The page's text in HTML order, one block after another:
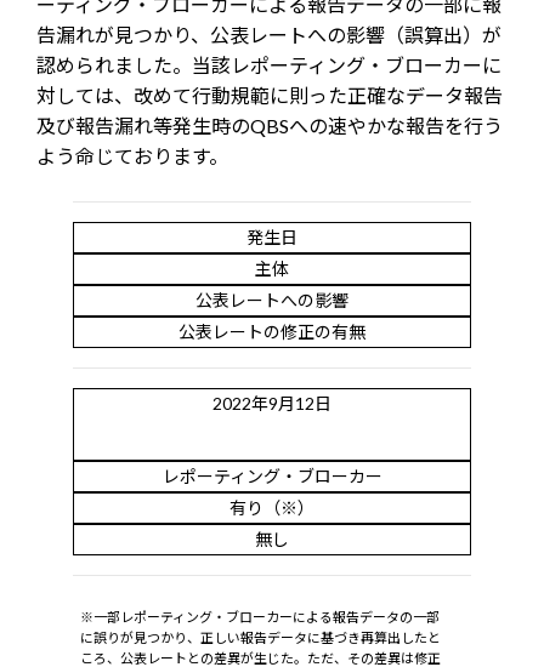
告漏れが見つかり、公表レートへの影響（誤算出）が
認められました。当該レポーティング・ブローカーに
対しては、改めて行動規範に則った正確なデータ報告
及び報告漏れ等発生時のQBSへの速やかな報告を行う
よう命じております。
発生日
主体
公表レートへの影響
公表レートの修正の有無
2022年9月12日
レポーティング・ブローカー
有り（※）
無し
※一部レポーティング・ブローカーによる報告データの一部
に誤りが見つかり、正しい報告データに基づき再算出したと
ころ、公表レートとの差異が生じた。ただ、その差異は修正